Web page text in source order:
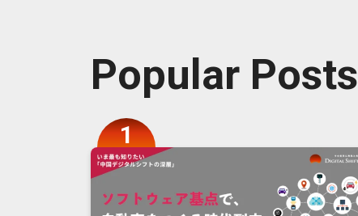
Popular Posts